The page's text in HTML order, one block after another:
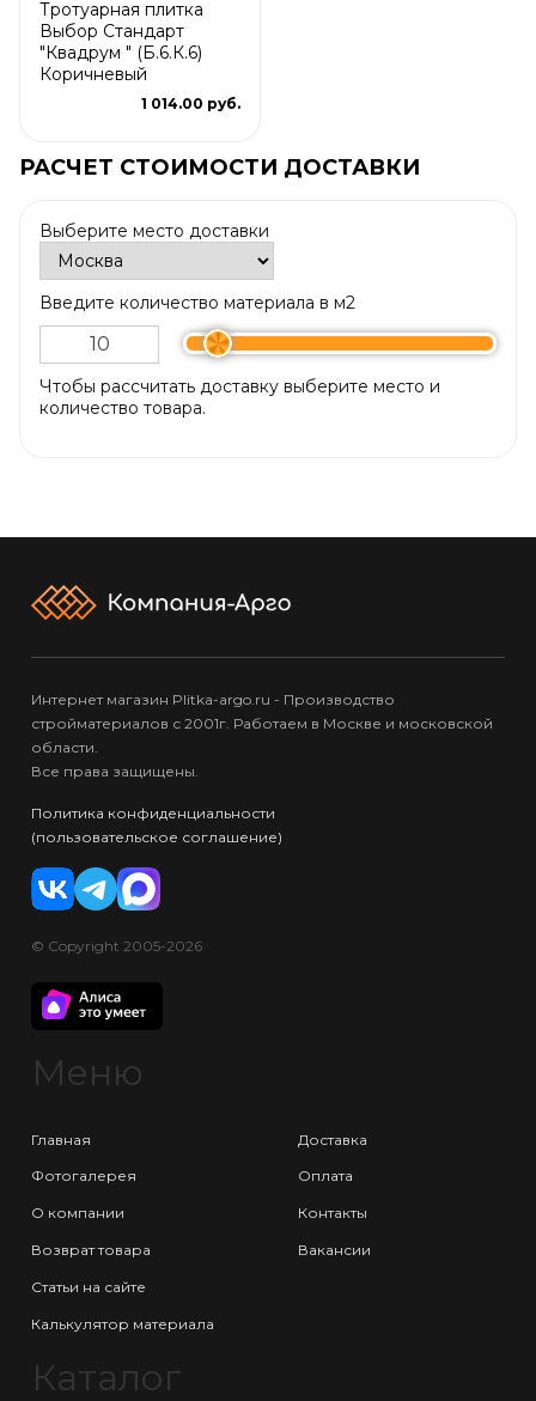
Тротуарная плитка
Выбор Стандарт
"Квадрум " (Б.6.К.6)
Коричневый
1 014.00 руб.
РАСЧЕТ СТОИМОСТИ ДОСТАВКИ
Выберите место доставки
Введите количество материала в м2
Чтобы рассчитать доставку выберите место и
количество товара.
Интернет магазин Plitka-argo.ru - Производство
стройматериалов с 2001г. Работаем в Москве и московской
области.
Все права защищены.
Политика конфиденциальности
(пользовательское соглашение)
© Copyright 2005-2026
Меню
Главная
Фотогалерея
О компании
Возврат товара
Статьи на сайте
Калькулятор материала
Доставка
Оплата
Контакты
Вакансии
Каталог